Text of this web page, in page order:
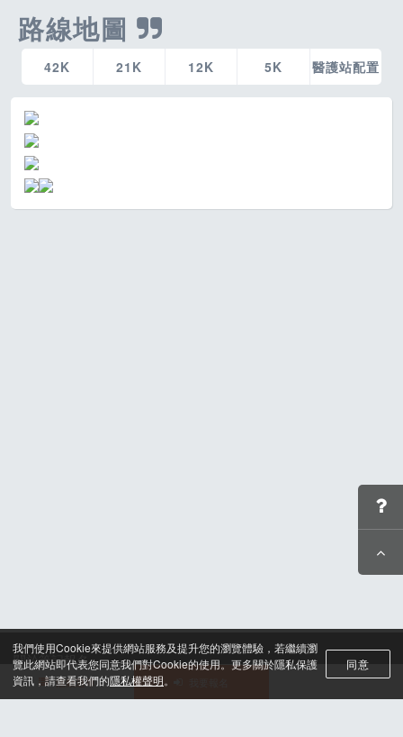
路線地圖
42K 21K 12K 5K 醫護站配置
我們使用Cookie來提供網站服務及提升您的瀏覽體驗，若繼續瀏
覽此網站即代表您同意我們對Cookie的使用。更多關於隱私保護
資訊，請查看我們的隱私權聲明。
同意
活動選單
關於筆記報名
聯絡我們*
合作諮詢